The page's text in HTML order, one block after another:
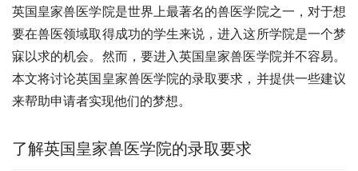
英国皇家兽医学院是世界上最著名的兽医学院之一，对于想
要在兽医领域取得成功的学生来说，进入这所学院是一个梦
寐以求的机会。然而，要进入英国皇家兽医学院并不容易。
本文将讨论英国皇家兽医学院的录取要求，并提供一些建议
来帮助申请者实现他们的梦想。
了解英国皇家兽医学院的录取要求